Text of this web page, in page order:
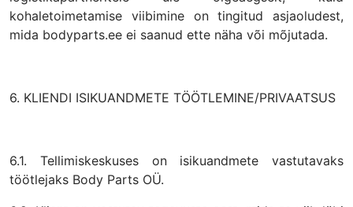
kohaletoimetamise viibimine on tingitud asjaoludest,
mida bodyparts.ee ei saanud ette näha või mõjutada.
6. KLIENDI ISIKUANDMETE TÖÖTLEMINE/PRIVAATSUS
6.1. Tellimiskeskuses on isikuandmete vastutavaks
töötlejaks Body Parts OÜ.